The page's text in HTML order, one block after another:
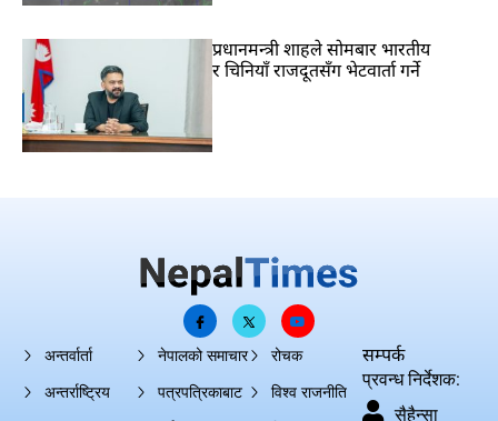
प्रधानमन्त्री शाहले सोमबार भारतीय
र चिनियाँ राजदूतसँग भेटवार्ता गर्ने
अन्तर्वार्ता
अन्तर्राष्ट्रिय
नेपालको समाचार
पत्रपत्रिकाबाट
रोचक
विश्व राजनीति
सम्पर्क
प्रवन्ध निर्देशक:
सैहैन्सा